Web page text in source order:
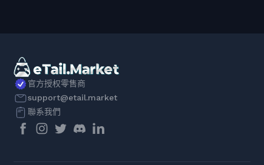
官方授权零售商
support@etail.market
聯系我們